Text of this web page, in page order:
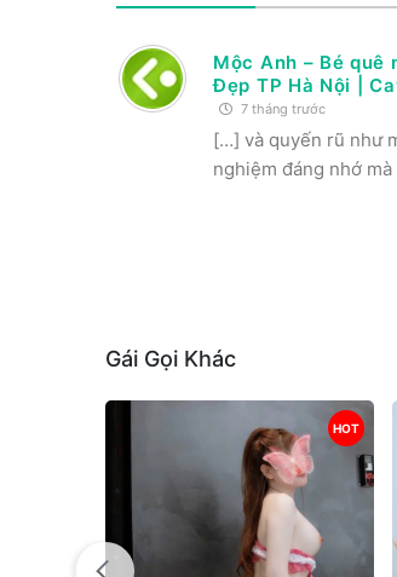
Mộc Anh – Bé quê
Đẹp TP Hà Nội |
7 tháng trước
[…] và quyến rũ như
nghiệm đáng nhớ
Gái Gọi Khác